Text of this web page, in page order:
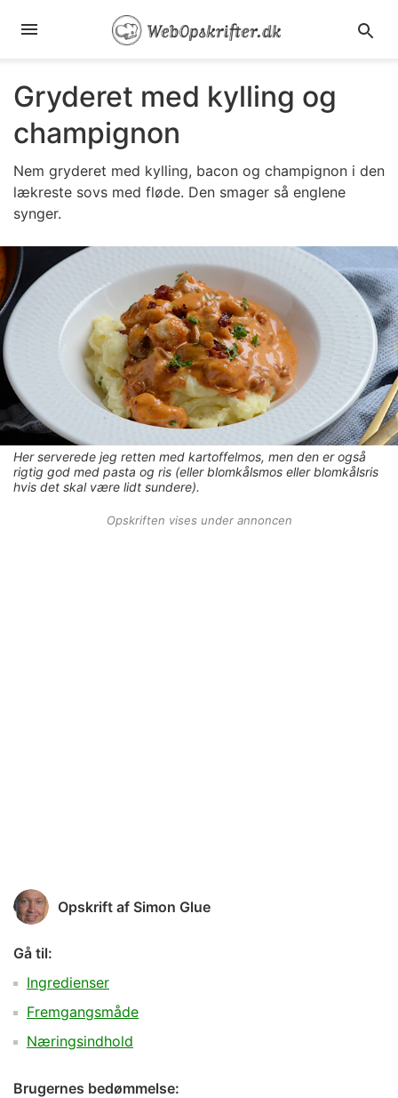
Gryderet med kylling og
champignon
Nem gryderet med kylling, bacon og champignon i den
lækreste sovs med fløde. Den smager så englene
synger.
Her serverede jeg retten med kartoffelmos, men den er også
rigtig god med pasta og ris (eller blomkålsmos eller blomkålsris
hvis det skal være lidt sundere).
Opskriften vises under annoncen
Opskrift af Simon Glue
Gå til:
Ingredienser
Fremgangsmåde
Næringsindhold
Brugernes bedømmelse: